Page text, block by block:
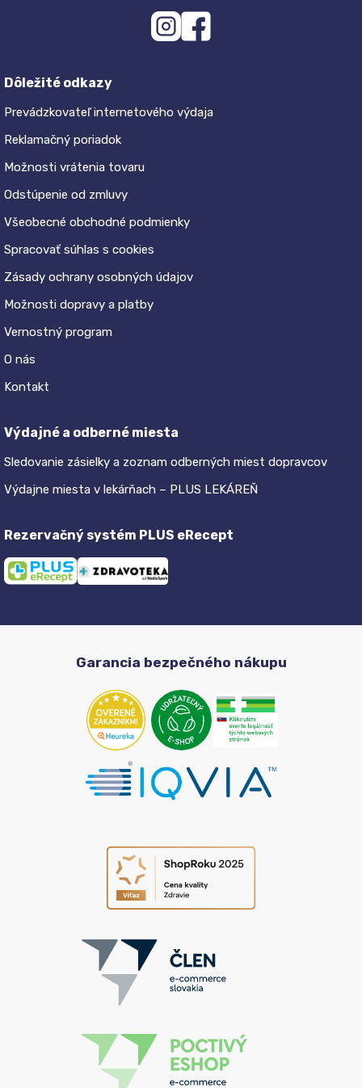
Dôležité odkazy
Prevádzkovateľ internetového výdaja
Reklamačný poriadok
Možnosti vrátenia tovaru
Odstúpenie od zmluvy
Všeobecné obchodné podmienky
Spracovať súhlas s cookies
Zásady ochrany osobných údajov
Možnosti dopravy a platby
Vernostný program
O nás
Kontakt
Výdajné a odberné miesta
Sledovanie zásielky a zoznam odberných miest dopravcov
Výdajne miesta v lekárňach – PLUS LEKÁREŇ
Rezervačný systém PLUS eRecept
Garancia bezpečného nákupu